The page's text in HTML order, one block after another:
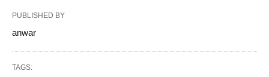
PUBLISHED BY
anwar
TAGS: